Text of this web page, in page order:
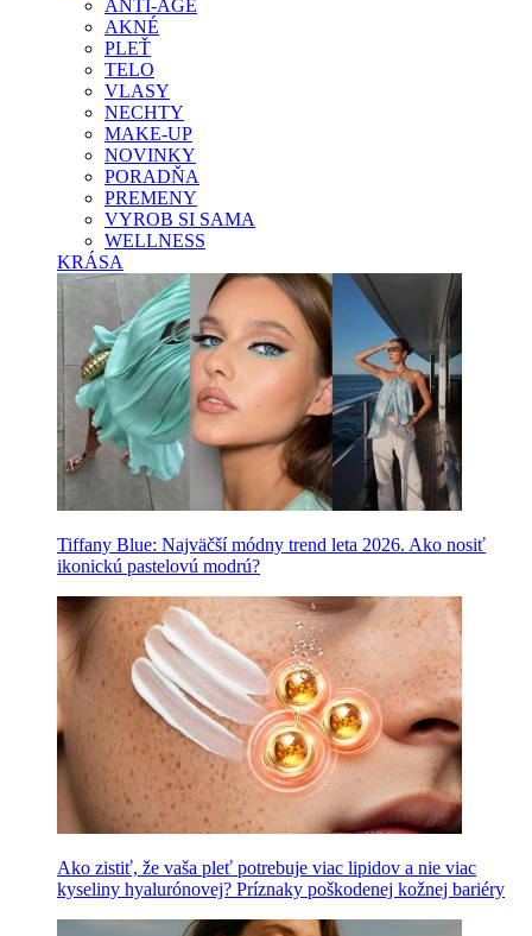
ANTI-AGE
AKNÉ
PLEŤ
TELO
VLASY
NECHTY
MAKE-UP
NOVINKY
PORADŇA
PREMENY
VYROB SI SAMA
WELLNESS
KRÁSA
Tiffany Blue: Najväčší módny trend leta 2026. Ako nosiť
ikonickú pastelovú modrú?
Ako zistiť, že vaša pleť potrebuje viac lipidov a nie viac
kyseliny hyalurónovej? Príznaky poškodenej kožnej bariéry